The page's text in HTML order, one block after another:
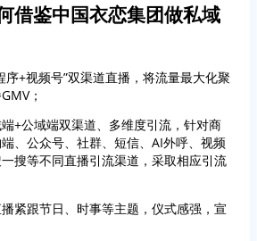
借鉴中国衣恋集团做私域
序+视频号”双渠道直播，将流量最大化聚
；
+公域端双渠道、多维度引流，针对商
、公众号、社群、短信、AI外呼、视频
搜等不同直播引流渠道，采取相应引流
紧跟节日、时事等主题，仪式感强，宣